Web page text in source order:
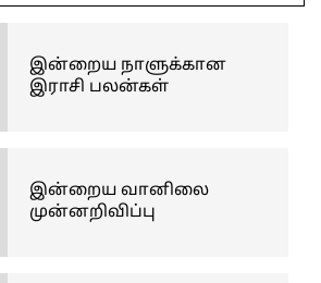
இன்றைய நாளுக்கான
இராசி பலன்கள்
இன்றைய வானிலை
முன்னறிவிப்பு